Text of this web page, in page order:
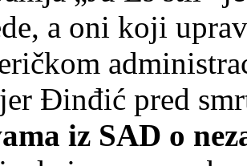
a oni koji
Đinđić pred
iz SAD o